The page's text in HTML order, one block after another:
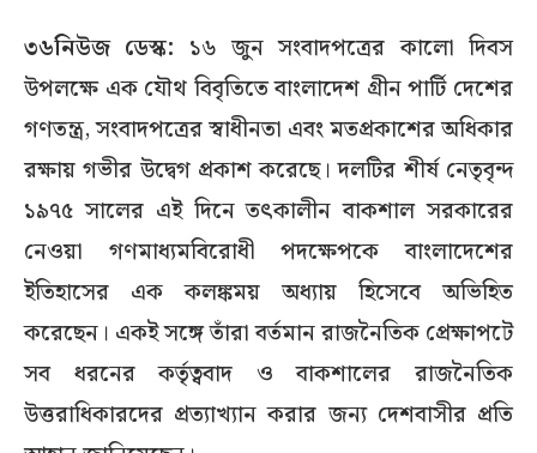
৩৬নিউজ ডেস্ক: ১৬ জুন সংবাদপত্রের কালো দিবস
উপলক্ষে এক যৌথ বিবৃতিতে বাংলাদেশ গ্রীন পার্টি দেশের
গণতন্ত্র, সংবাদপত্রের স্বাধীনতা এবং মতপ্রকাশের অধিকার
রক্ষায় গভীর উদ্বেগ প্রকাশ করেছে। দলটির শীর্ষ নেতৃবৃন্দ
১৯৭৫ সালের এই দিনে তৎকালীন বাকশাল সরকারের
নেওয়া গণমাধ্যমবিরোধী পদক্ষেপকে বাংলাদেশের
ইতিহাসের এক কলঙ্কময় অধ্যায় হিসেবে অভিহিত
করেছেন। একই সঙ্গে তাঁরা বর্তমান রাজনৈতিক প্রেক্ষাপটে
সব ধরনের কর্তৃত্ববাদ ও বাকশালের রাজনৈতিক
উত্তরাধিকারদের প্রত্যাখ্যান করার জন্য দেশবাসীর প্রতি